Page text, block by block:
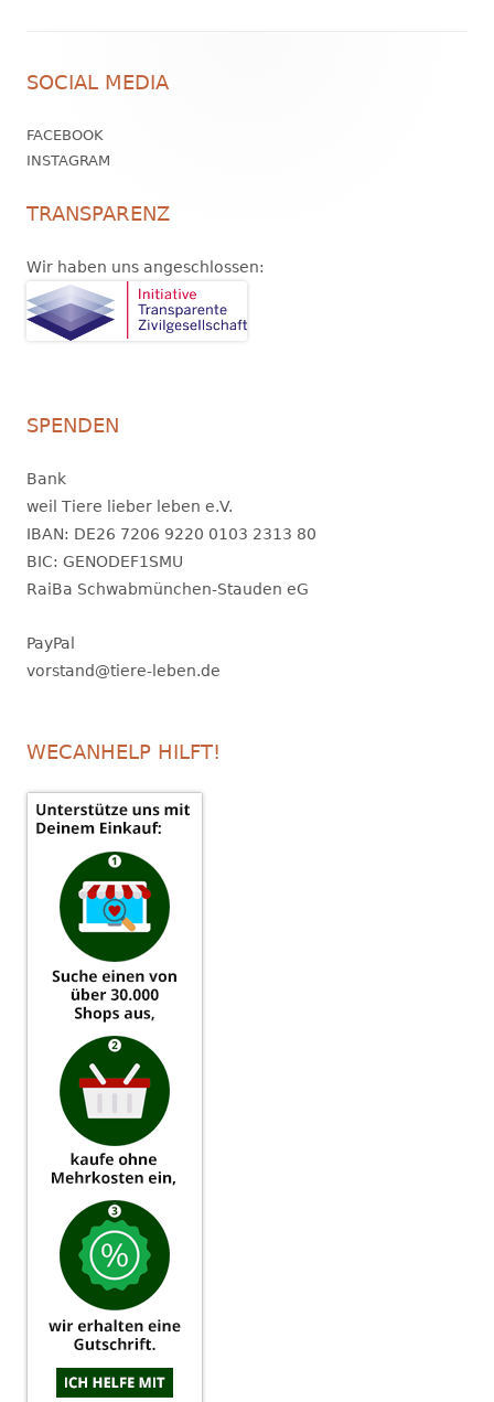
Inhalt
SOCIAL MEDIA
FACEBOOK
INSTAGRAM
TRANSPARENZ
Wir haben uns angeschlossen:
SPENDEN
Bank
weil Tiere lieber leben e.V.
IBAN: DE26 7206 9220 0103 2313 80
BIC: GENODEF1SMU
RaiBa Schwabmünchen-Stauden eG
PayPal
vorstand@tiere-leben.de
WECANHELP HILFT!